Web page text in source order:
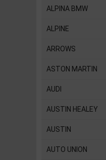
ALPINA BMW
ALPINE
ARROWS
ASTON MARTIN
AUDI
AUSTIN HEALEY
AUSTIN
AUTO UNION